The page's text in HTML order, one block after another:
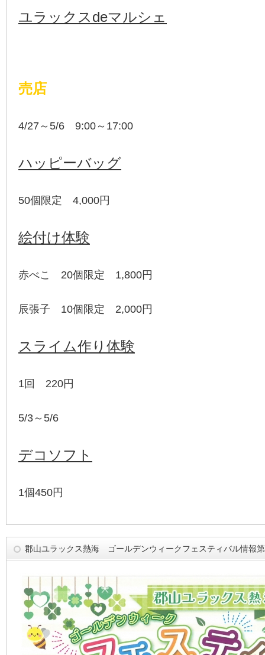
ユラックスdeマルシェ
売店
4/27～5/6 9:00～17:00
ハッピーバッグ
50個限定 4,000円
絵付け体験
赤べこ 20個限定 1,800円
辰張子 10個限定 2,000円
スライム作り体験
1回 220円
5/3～5/6
デコソフト
1個450円
郡山ユラックス熱海 ゴールデンウィークフェスティバル情報